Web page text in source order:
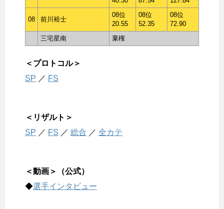
08 前川裕士
08位
20.55
08位
52.35
08位
72.90
三宅星南
棄権
＜プロトコル＞
SP ／ FS
＜リザルト＞
SP ／ FS ／ 総合 ／ 全カテ
＜動画＞（公式）
◆選手インタビュー